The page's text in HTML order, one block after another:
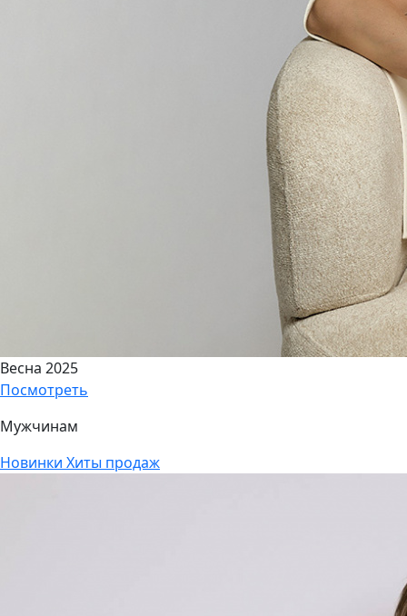
Весна 2025
Посмотреть
Мужчинам
Новинки Хиты продаж